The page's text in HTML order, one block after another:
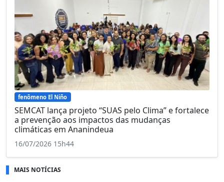
fenômeno El Niño
SEMCAT lança projeto “SUAS pelo Clima” e fortalece
a prevenção aos impactos das mudanças
climáticas em Ananindeua
16/07/2026 15h44
MAIS NOTÍCIAS